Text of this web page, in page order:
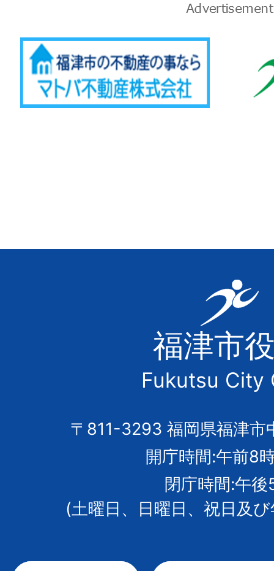
告
福
津
市
の
市
章
福津市
Fukutsu City
〒811-3293 福岡県福津市
開庁時間:午前8
閉庁時間:午後
(土曜日、日曜日、祝日及